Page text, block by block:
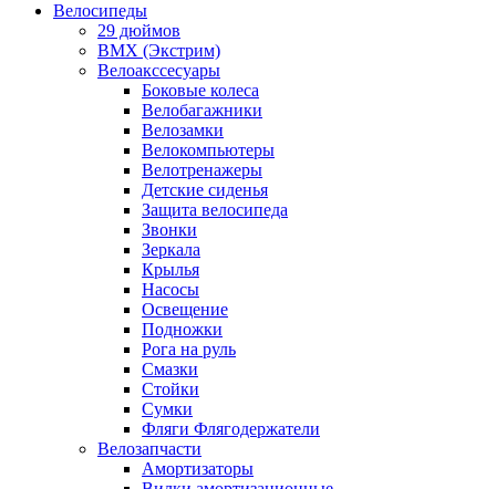
Велосипеды
29 дюймов
BMX (Экстрим)
Велоакссесуары
Боковые колеса
Велобагажники
Велозамки
Велокомпьютеры
Велотренажеры
Детские сиденья
Защита велосипеда
Звонки
Зеркала
Крылья
Насосы
Освещение
Подножки
Рога на руль
Смазки
Стойки
Сумки
Фляги Флягодержатели
Велозапчасти
Амортизаторы